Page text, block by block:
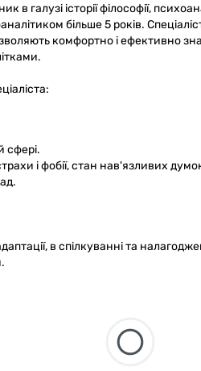
в галузі історії філософії,
більше 5 років.
комфортно і ефективно
сфері.
і фобії, стан нав'язливих думок
в спілкуванні та